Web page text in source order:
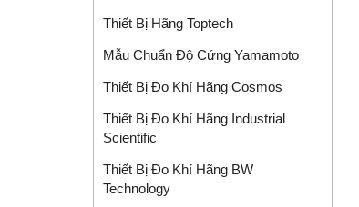
Thiết Bị Hãng Toptech
Mẫu Chuẩn Độ Cứng Yamamoto
Thiết Bị Đo Khí Hãng Cosmos
Thiết Bị Đo Khí Hãng Industrial
Scientific
Thiết Bị Đo Khí Hãng BW
Technology